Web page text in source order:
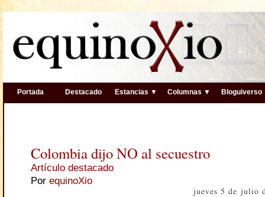
Portada Destacado Estancias ▼ Columnas ▼ Bloguiverso
Colombia dijo NO al secuestro
Artículo destacado
Por equinoXio
jueves 5 de julio